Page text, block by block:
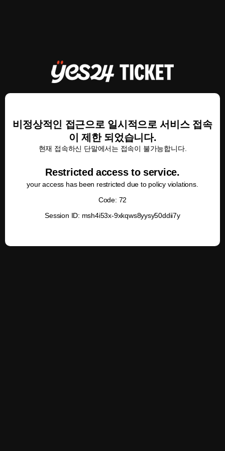
비정상적인 접근으로 일시적으로 서비스 접속
이 제한 되었습니다.
현재 접속하신 단말에서는 접속이 불가능합니다.
Restricted access to service.
your access has been restricted due to policy violations.
Code: 72
Session ID: msh4i53x-9xkqws8yysy50ddii7y